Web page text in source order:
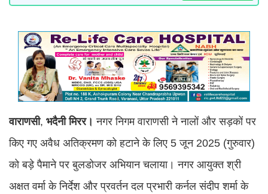
वाराणसी, भदैनी मिरर। नगर निगम वाराणसी ने नालों और सड़कों पर
किए गए अवैध अतिक्रमण को हटाने के लिए 5 जून 2025 (गुरुवार)
को बड़े पैमाने पर बुलडोजर अभियान चलाया। नगर आयुक्त श्री
अक्षत वर्मा के निर्देश और प्रवर्तन दल प्रभारी कर्नल संदीप शर्मा के